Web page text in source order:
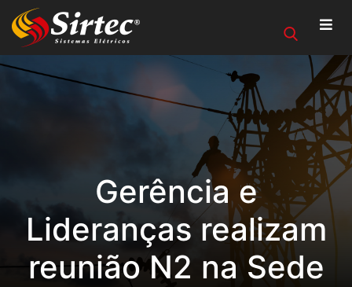
Gerência e
Lideranças realizam
reunião N2 na Sede